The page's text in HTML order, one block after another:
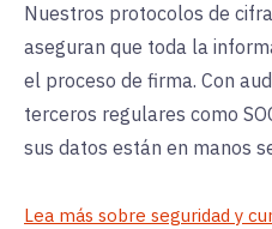
Nuestros protocolos de
aseguran que toda la
el proceso de firma. Con
terceros regulares como
sus datos están en manos
Lea más sobre seguridad y